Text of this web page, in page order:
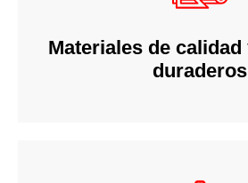
Materiales de calidad
duraderos